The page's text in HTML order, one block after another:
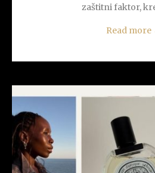
zaštitni faktor,
Read more